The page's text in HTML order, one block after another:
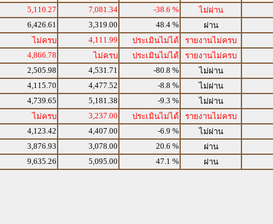
5,110.27 7,081.34 -38.6 % ไม่ผ่าน
6,426.61 3,319.00 48.4 % ผ่าน
ไม่ครบ 4,111.99 ประเมินไม่ได้ รายงานไม่ครบ
4,866.78 ไม่ครบ ประเมินไม่ได้ รายงานไม่ครบ
2,505.98 4,531.71 -80.8 % ไม่ผ่าน
4,115.70 4,477.52 -8.8 % ไม่ผ่าน
4,739.65 5,181.38 -9.3 % ไม่ผ่าน
ไม่ครบ 3,237.00 ประเมินไม่ได้ รายงานไม่ครบ
4,123.42 4,407.00 -6.9 % ไม่ผ่าน
3,876.93 3,078.00 20.6 % ผ่าน
9,635.26 5,095.00 47.1 % ผ่าน